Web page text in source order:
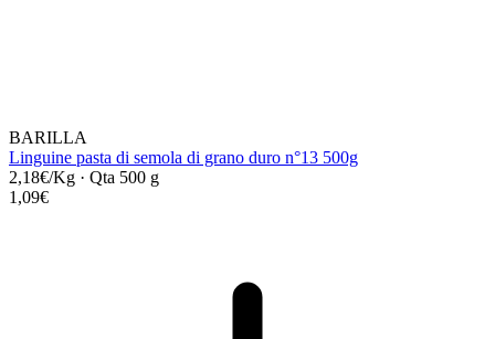
BARILLA
Linguine pasta di semola di grano duro n°13 500g
2,18€/Kg · Qta 500 g
1,09€